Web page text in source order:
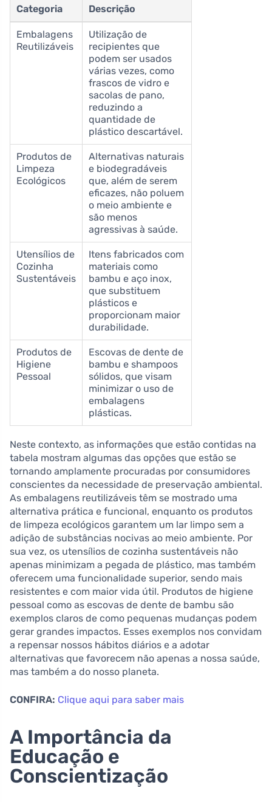
Categoria Descrição
Embalagens
Reutilizáveis
Utilização de
recipientes que
podem ser usados
várias vezes, como
frascos de vidro e
sacolas de pano,
reduzindo a
quantidade de
plástico descartável.
Produtos de
Limpeza
Ecológicos
Alternativas naturais
e biodegradáveis
que, além de serem
eficazes, não poluem
o meio ambiente e
são menos
agressivas à saúde.
Utensílios de
Cozinha
Sustentáveis
Itens fabricados com
materiais como
bambu e aço inox,
que substituem
plásticos e
proporcionam maior
durabilidade.
Produtos de
Higiene
Pessoal
Escovas de dente de
bambu e shampoos
sólidos, que visam
minimizar o uso de
embalagens
plásticas.
Neste contexto, as informações que estão contidas na
tabela mostram algumas das opções que estão se
tornando amplamente procuradas por consumidores
conscientes da necessidade de preservação ambiental.
As embalagens reutilizáveis têm se mostrado uma
alternativa prática e funcional, enquanto os produtos
de limpeza ecológicos garantem um lar limpo sem a
adição de substâncias nocivas ao meio ambiente. Por
sua vez, os utensílios de cozinha sustentáveis não
apenas minimizam a pegada de plástico, mas também
oferecem uma funcionalidade superior, sendo mais
resistentes e com maior vida útil. Produtos de higiene
pessoal como as escovas de dente de bambu são
exemplos claros de como pequenas mudanças podem
gerar grandes impactos. Esses exemplos nos convidam
a repensar nossos hábitos diários e a adotar
alternativas que favorecem não apenas a nossa saúde,
mas também a do nosso planeta.
CONFIRA: Clique aqui para saber mais
A Importância da
Educação e
Conscientização